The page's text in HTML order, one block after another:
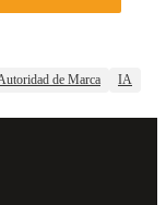
de Marca
IA